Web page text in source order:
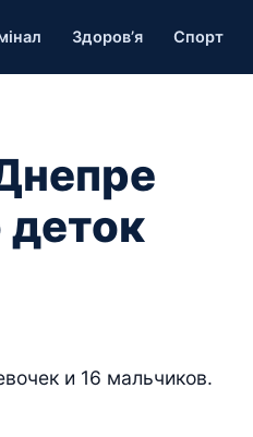
Здоров’я Спорт
и 16 мальчиков.